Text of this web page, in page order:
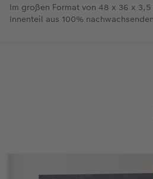
Im großen Format von 48 x 36 x
Innenteil aus 100%